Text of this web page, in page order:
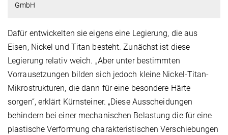
GmbH
Dafür entwickelten sie eigens eine Legierung, die aus
Eisen, Nickel und Titan besteht. Zunächst ist diese
Legierung relativ weich. „Aber unter bestimmten
Vorrausetzungen bilden sich jedoch kleine Nickel-Titan-
Mikrostrukturen, die dann für eine besondere Härte
sorgen“, erklärt Kürnsteiner. „Diese Ausscheidungen
behindern bei einer mechanischen Belastung die für eine
plastische Verformung charakteristischen Verschiebungen